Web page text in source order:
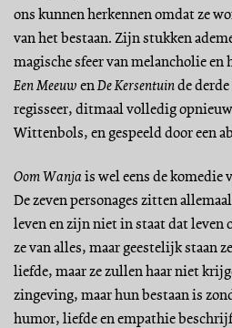
ons kunnen herkennen omdat ze
van het bestaan. Zijn stukken
magische sfeer van melancholie en
Een Meeuw enDe Kersentuinde
regisseer, ditmaal volledig opnieuw
Wittenbols, en gespeeld door een
Oom Wanjais wel eens de komedie
De zeven personages zitten
leven en zijn niet in staat dat leven
ze van alles, maar geestelijk staan
liefde, maar ze zullen haar niet
zingeving, maar hun bestaan is
humor, liefde en empathie